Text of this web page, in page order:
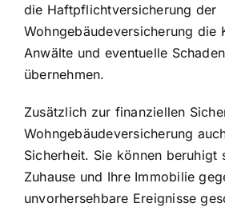
die Haftpflichtversicherung der
Wohngebäudeversicherung die
Anwälte und eventuelle
übernehmen.
Zusätzlich zur finanziellen
Wohngebäudeversicherung
Sicherheit. Sie können beruhigt
Zuhause und Ihre Immobilie
unvorhersehbare Ereignisse